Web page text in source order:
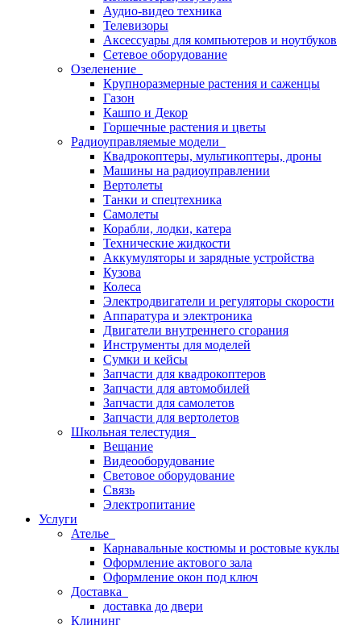
Аудио-видео техника
Телевизоры
Аксессуары для компьютеров и ноутбуков
Сетевое оборудование
Озеленение
Крупноразмерные растения и саженцы
Газон
Кашпо и Декор
Горшечные растения и цветы
Радиоуправляемые модели
Квадрокоптеры, мультикоптеры, дроны
Машины на радиоуправлении
Вертолеты
Танки и спецтехника
Самолеты
Корабли, лодки, катера
Технические жидкости
Аккумуляторы и зарядные устройства
Кузова
Колеса
Электродвигатели и регуляторы скорости
Аппаратура и электроника
Двигатели внутреннего сгорания
Инструменты для моделей
Сумки и кейсы
Запчасти для квадрокоптеров
Запчасти для автомобилей
Запчасти для самолетов
Запчасти для вертолетов
Школьная телестудия
Вещание
Видеооборудование
Световое оборудование
Связь
Электропитание
Услуги
Ателье
Карнавальные костюмы и ростовые куклы
Оформление актового зала
Оформление окон под ключ
Доставка
доставка до двери
Клининг